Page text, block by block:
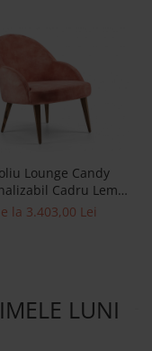
Lounge Candy
Cadru Lemn
Tapiterie Stofa
la 3.403,00 Lei
LUNI